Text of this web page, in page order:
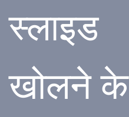
स्लाइड
खोलने के